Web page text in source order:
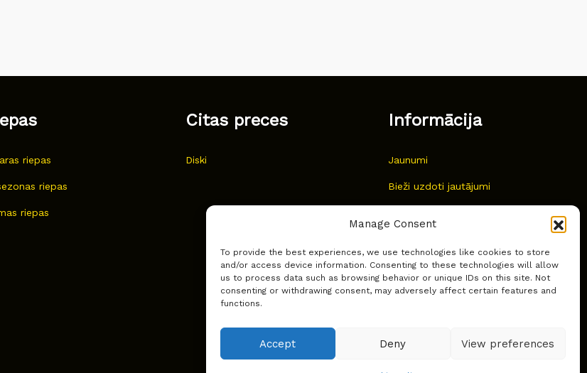
Manage Consent
To provide the best experiences, we use technologies like cookies to store
and/or access device information. Consenting to these technologies will allow
us to process data such as browsing behavior or unique IDs on this site. Not
consenting or withdrawing consent, may adversely affect certain features and
functions.
Accept Deny View preferences
riepas
riepas
riepas
Citas preces
Diski
Informācija
Jaunumi
Bieži uzdoti jautājumi